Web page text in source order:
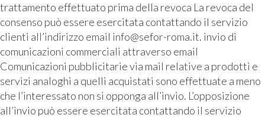
trattamento effettuato prima della revoca La revoca del
consenso può essere esercitata contattando il servizio
clienti all’indirizzo email info@sefor-roma.it. invio di
comunicazioni commerciali attraverso email
Comunicazioni pubblicitarie via mail relative a prodotti e
servizi analoghi a quelli acquistati sono effettuate a meno
che l’interessato non si opponga all’invio. L’opposizione
all’invio può essere esercitata contattando il servizio